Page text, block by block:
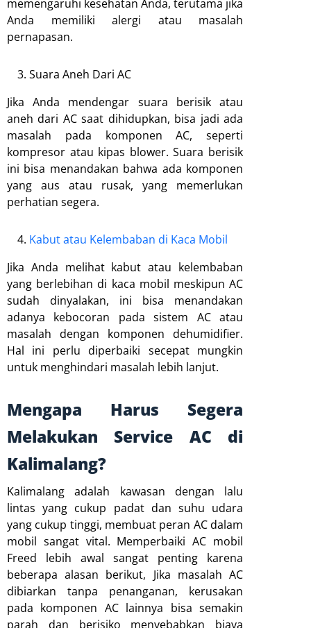
memengaruhi kesehatan Anda, terutama jika
Anda memiliki alergi atau masalah
pernapasan.
Suara Aneh Dari AC
Jika Anda mendengar suara berisik atau
aneh dari AC saat dihidupkan, bisa jadi ada
masalah pada komponen AC, seperti
kompresor atau kipas blower. Suara berisik
ini bisa menandakan bahwa ada komponen
yang aus atau rusak, yang memerlukan
perhatian segera.
Kabut atau Kelembaban di Kaca Mobil
Jika Anda melihat kabut atau kelembaban
yang berlebihan di kaca mobil meskipun AC
sudah dinyalakan, ini bisa menandakan
adanya kebocoran pada sistem AC atau
masalah dengan komponen dehumidifier.
Hal ini perlu diperbaiki secepat mungkin
untuk menghindari masalah lebih lanjut.
Mengapa Harus Segera
Melakukan Service AC di
Kalimalang?
Kalimalang adalah kawasan dengan lalu
lintas yang cukup padat dan suhu udara
yang cukup tinggi, membuat peran AC dalam
mobil sangat vital. Memperbaiki AC mobil
Freed lebih awal sangat penting karena
beberapa alasan berikut, Jika masalah AC
dibiarkan tanpa penanganan, kerusakan
pada komponen AC lainnya bisa semakin
parah dan berisiko menyebabkan biaya